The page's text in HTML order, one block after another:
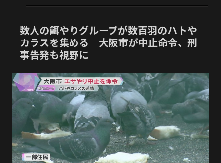
数人の餌やりグループが数百羽のハトや
カラスを集める 大阪市が中止命令、刑
事告発も視野に